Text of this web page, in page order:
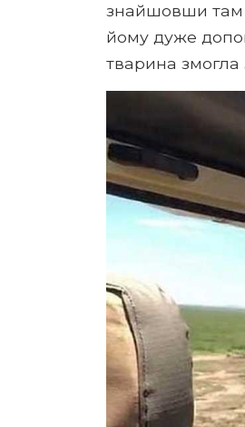
знайшовши там
йому дуже
тварина змогла